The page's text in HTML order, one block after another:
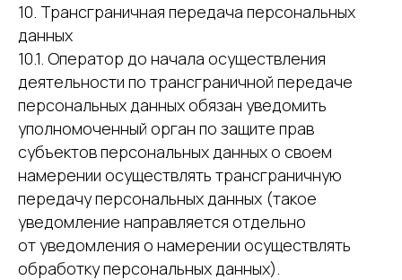
10. Трансграничная передача персональных
данных
10.1. Оператор до начала осуществления
деятельности по трансграничной передаче
персональных данных обязан уведомить
уполномоченный орган по защите прав
субъектов персональных данных о своем
намерении осуществлять трансграничную
передачу персональных данных (такое
уведомление направляется отдельно
от уведомления о намерении осуществлять
обработку персональных данных).